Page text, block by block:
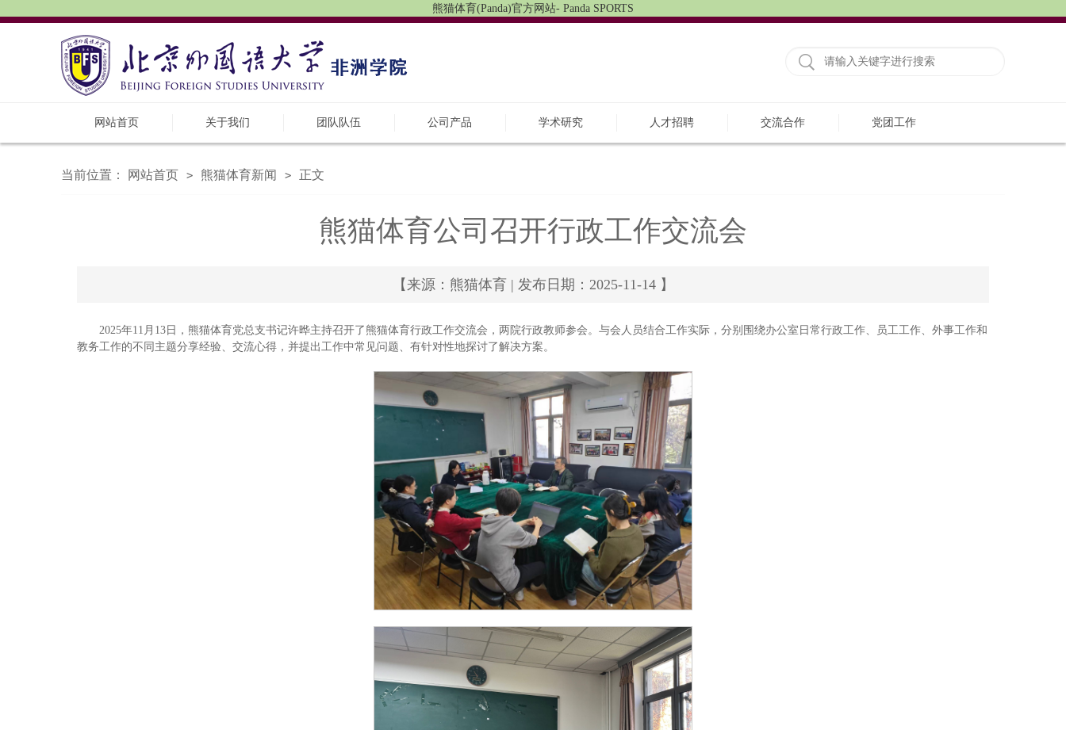
熊猫体育(Panda)官方网站- Panda SPORTS
网站首页 关于我们 团队队伍 公司产品 学术研究 人才招聘 交流合作 党团工作
当前位置： 网站首页 > 熊猫体育新闻 > 正文
熊猫体育公司召开行政工作交流会
【来源：熊猫体育 | 发布日期：2025-11-14 】
2025年11月13日，熊猫体育党总支书记许晔主持召开了熊猫体育行政工作交流会，两院行政教师参会。与会人员结合工作实际，分别围绕办公室日常行政工作、员工工作、外事工作和
教务工作的不同主题分享经验、交流心得，并提出工作中常见问题、有针对性地探讨了解决方案。